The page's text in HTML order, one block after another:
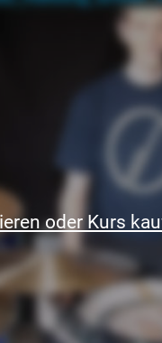
oder Kurs